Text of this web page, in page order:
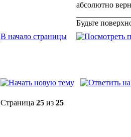
абсолютно
Будьте
В начало страницы
Страница 25 из 25